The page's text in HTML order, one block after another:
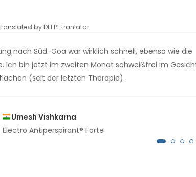
by DEEPL tranlator
nach Süd-Goa war wirklich schnell, ebenso wie die
Ich bin jetzt im zweiten Monat schweißfrei im
(seit der letzten Therapie).
Umesh Vishkarna
Electro Antiperspirant® Forte